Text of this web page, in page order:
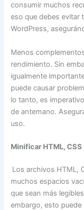
consumir muchos
eso que debes evitar
WordPress,
Menos
rendimiento. Sin
igualmente
puede causar
lo tanto, es
de antemano.
uso.
Minificar HTML,
Los archivos HTML,
muchos espacios
que sean más
embargo, esto